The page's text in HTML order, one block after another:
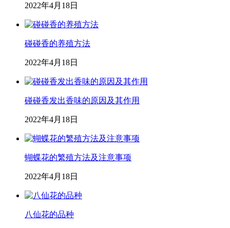
2022年4月18日
碰碰香的养殖方法
2022年4月18日
碰碰香发出香味的原因及其作用
2022年4月18日
蝴蝶花的繁殖方法及注意事项
2022年4月18日
八仙花的品种